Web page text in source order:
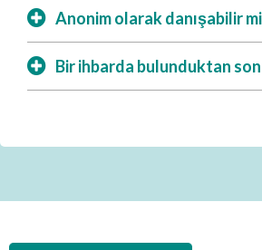
Anonim olarak danışabilir
Bir ihbarda bulunduktan